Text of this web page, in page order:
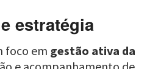
estratégia
foco em gestão ativa da